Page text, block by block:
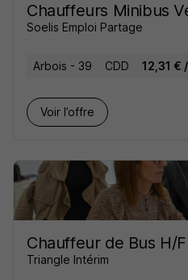
Chauffeurs Minibus
Soelis Emploi Partage
Arbois - 39 CDD 12,31 €
Voir l’offre
Chauffeur de Bus H/F
Triangle Intérim